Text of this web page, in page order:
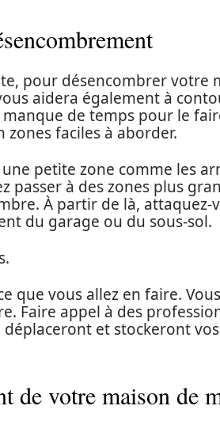
pour désencombrer votre
aidera également à
de temps pour le
zones faciles à aborder.
petite zone comme les
passer à des zones plus
À partir de là, attaquez-
du garage ou du sous-sol.
que vous allez en faire.
Faire appel à des
et stockeront
de votre maison de